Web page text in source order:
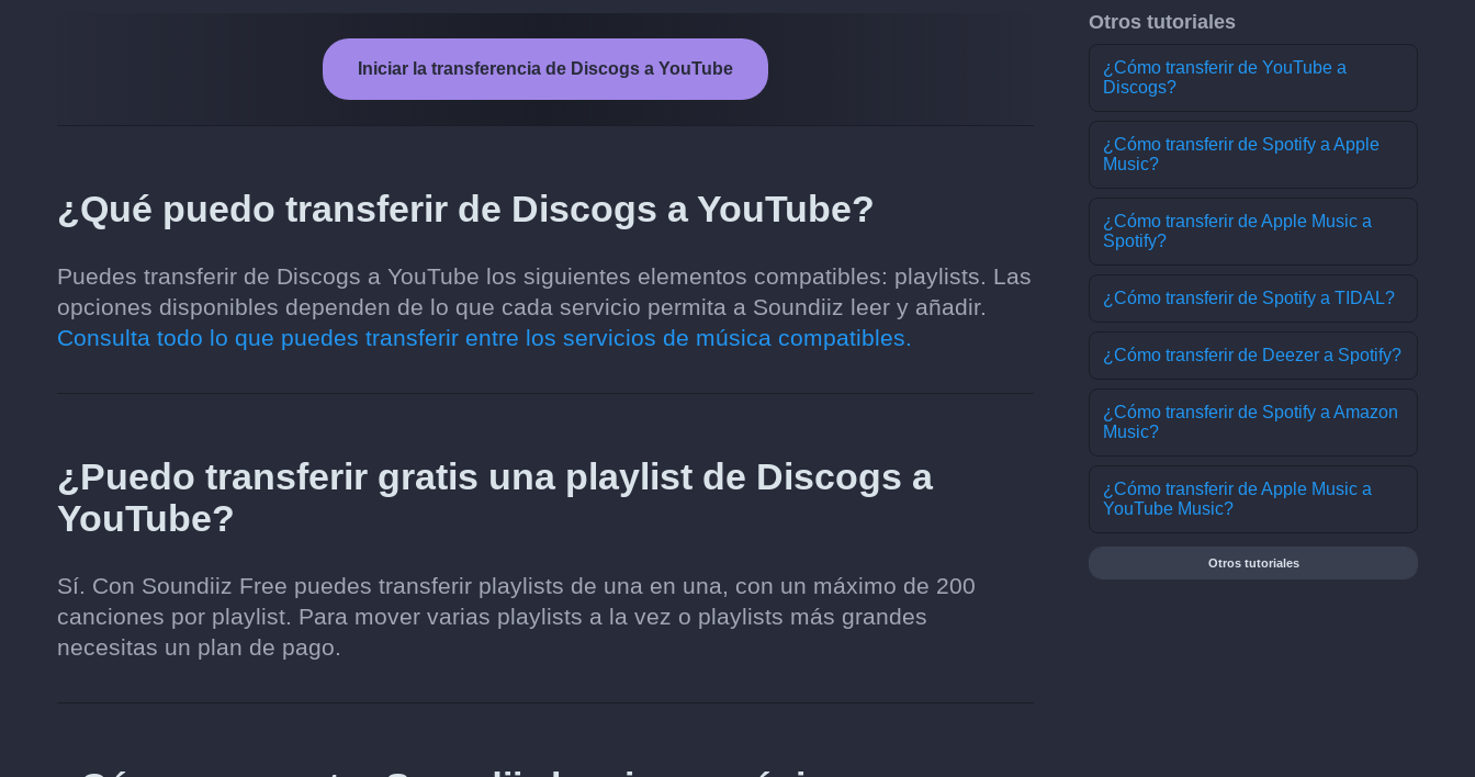
Iniciar la transferencia de Discogs a YouTube
¿Qué puedo transferir de Discogs a YouTube?
Puedes transferir de Discogs a YouTube los siguientes elementos compatibles: playlists. Las
opciones disponibles dependen de lo que cada servicio permita a Soundiiz leer y añadir.
Consulta todo lo que puedes transferir entre los servicios de música compatibles.
¿Puedo transferir gratis una playlist de Discogs a
YouTube?
Sí. Con Soundiiz Free puedes transferir playlists de una en una, con un máximo de 200
canciones por playlist. Para mover varias playlists a la vez o playlists más grandes
necesitas un plan de pago.
Otros tutoriales
¿Cómo transferir de YouTube a
Discogs?
¿Cómo transferir de Spotify a Apple
Music?
¿Cómo transferir de Apple Music a
Spotify?
¿Cómo transferir de Spotify a TIDAL?
¿Cómo transferir de Deezer a Spotify?
¿Cómo transferir de Spotify a Amazon
Music?
¿Cómo transferir de Apple Music a
YouTube Music?
Otros tutoriales